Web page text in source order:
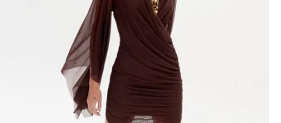
bota
º
t shirt
9º
regata
10º tenis